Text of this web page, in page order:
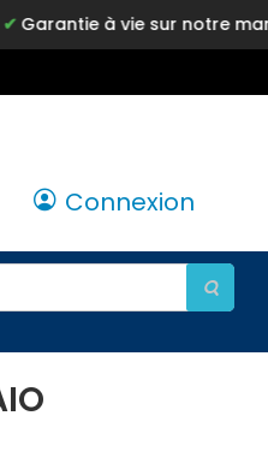
vie sur notre marque Inkyz
Connexion